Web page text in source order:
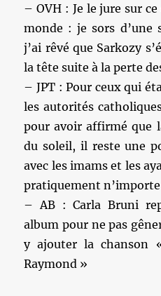
– OVH : Je le jure sur
monde : je sors d’une
j’ai rêvé que Sarkozy
la tête suite à la perte
– JPT : Pour ceux qui
les autorités
pour avoir affirmé que
du soleil, il reste une
avec les imams et les
pratiquement
– AB : Carla Bruni
album pour ne pas
y ajouter la chanson
Raymond »